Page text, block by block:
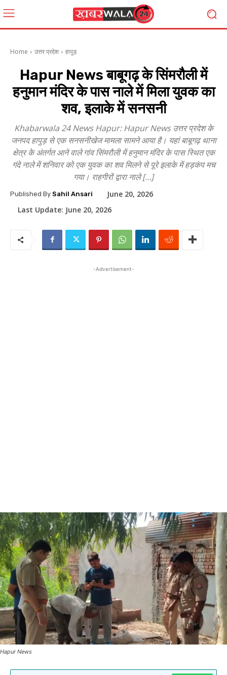
Home उत्तर प्रदेश हापुड़
Hapur News बाबूगढ़ के सिंमरौली में
हनुमान मंदिर के पास नाले में मिला युवक का
शव, इलाके में सनसनी
Khabarwala 24 News Hapur: Hapur News उत्तर प्रदेश के
जनपद हापुड़ से एक सनसनीखेज मामला सामने आया है। यहां बाबूगढ़ थाना
क्षेत्र के अंतर्गत आने वाले गांव सिंमरौली में हनुमान मंदिर के पास स्थित एक
गंदे नाले में शनिवार को एक युवक का शव मिलने से पूरे इलाके में हड़कंप मच
गया। राहगीरों द्वारा नाले […]
Published By Sahil Ansari
June 20, 2026
Last Update: June 20, 2026
-Advertisement-
Hapur News